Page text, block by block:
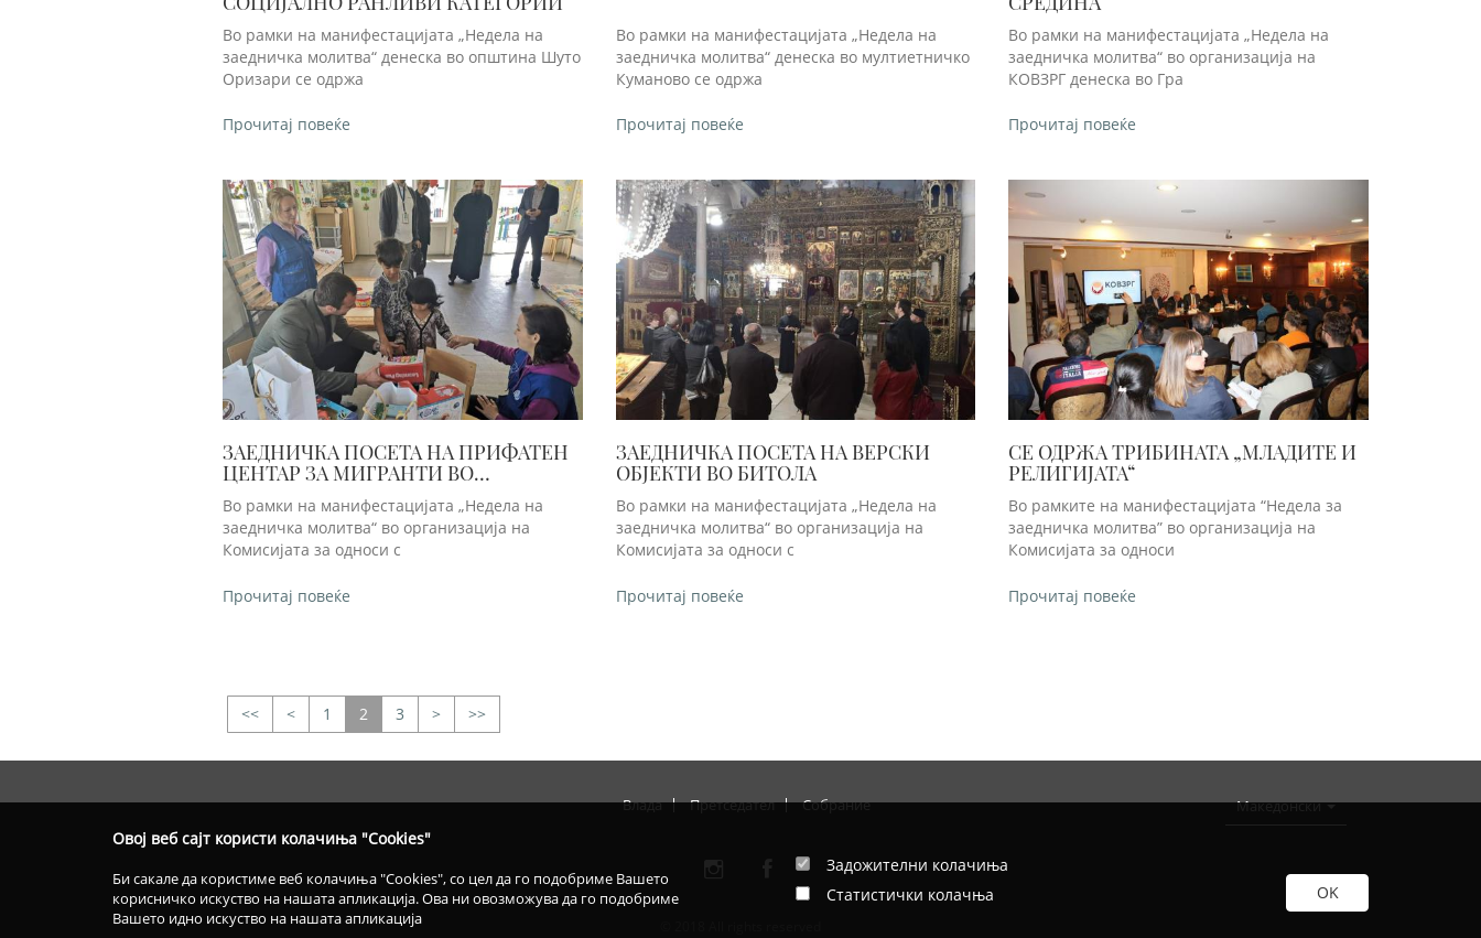
Овој веб сајт користи колачиња "Cookies"
Би сакале да користиме веб колачиња "Cookies", со цел да го подобриме Вашето
корисничко искуство на нашата апликација. Ова ни овозможува да го подобриме
Вашето идно искуство на нашата апликација
Задожителни колачиња
Статистички колачња
Во рамки на манифестацијата „Недела на
заедничка молитва“ денеска во општина Шуто
Оризари се одржа
Прочитај повеќе
Во рамки на манифестацијата „Недела на
заедничка молитва“ денеска во мултиетничко
Куманово се одржа
Прочитај повеќе
Во рамки на манифестацијата „Недела на
заедничка молитва“ во организација на
КОВЗРГ денеска во Гра
Прочитај повеќе
ЗАЕДНИЧКА ПОСЕТА НА ПРИФАТЕН
ЦЕНТАР ЗА МИГРАНТИ ВО
ГЕВГЕЛИЈА
Во рамки на манифестацијата „Недела на
заедничка молитва“ во организација на
Комисијата за односи с
Прочитај повеќе
ЗАЕДНИЧКА ПОСЕТА НА ВЕРСКИ
ОБЈЕКТИ ВО БИТОЛА
Во рамки на манифестацијата „Недела на
заедничка молитва“ во организација на
Комисијата за односи с
Прочитај повеќе
СЕ ОДРЖА ТРИБИНАТА „МЛАДИТЕ И
РЕЛИГИЈАТА“
Во рамките на манифестацијата “Недела за
заедничка молитва” во организација на
Комисијата за односи
Прочитај повеќе
>> < 1 2 3 > >>
Влада Претседател Собрание Македонски